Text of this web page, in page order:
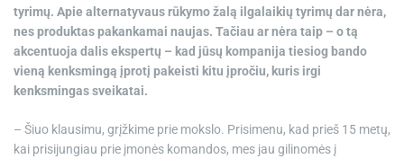
tyrimų. Apie alternatyvaus rūkymo žalą ilgalaikių tyrimų dar nėra,
nes produktas pakankamai naujas. Tačiau ar nėra taip – o tą
akcentuoja dalis ekspertų – kad jūsų kompanija tiesiog bando
vieną kenksmingą įprotį pakeisti kitu įpročiu, kuris irgi
kenksmingas sveikatai.
– Šiuo klausimu, grįžkime prie mokslo. Prisimenu, kad prieš 15 metų,
kai prisijungiau prie įmonės komandos, mes jau gilinomės į